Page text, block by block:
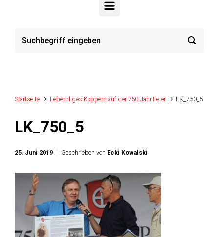
Startseite Lebendiges Köppern auf der 750 Jahr Feier LK_750_5
LK_750_5
25. Juni 2019 Geschrieben von Ecki Kowalski